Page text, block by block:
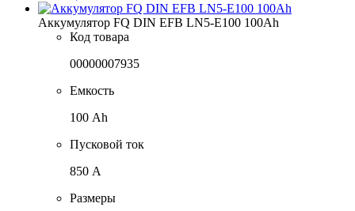
Аккумулятор FQ DIN EFB LN5-E100 100Ah
Код товара
00000007935
Емкость
100 Ah
Пусковой ток
850 A
Размеры